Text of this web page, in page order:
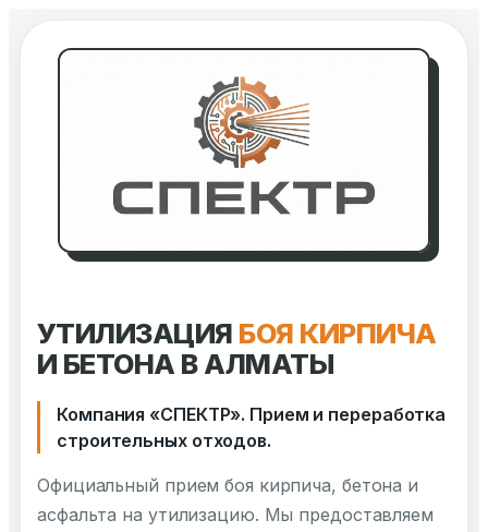
УТИЛИЗАЦИЯ БОЯ КИРПИЧА
И БЕТОНА В АЛМАТЫ
Компания «СПЕКТР». Прием и переработка
строительных отходов.
Официальный прием боя кирпича, бетона и
асфальта на утилизацию. Мы предоставляем